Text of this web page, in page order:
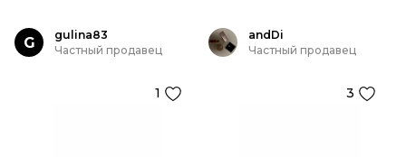
G
gulina83
Частный продавец
1
andDi
Частный продавец
3